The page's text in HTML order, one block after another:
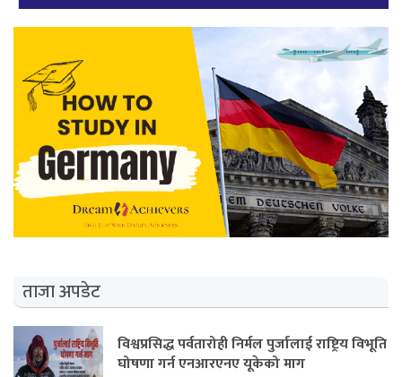
ताजा अपडेट
विश्वप्रसिद्ध पर्वतारोही निर्मल पुर्जालाई राष्ट्रिय विभूति
घोषणा गर्न एनआरएनए यूकेको माग